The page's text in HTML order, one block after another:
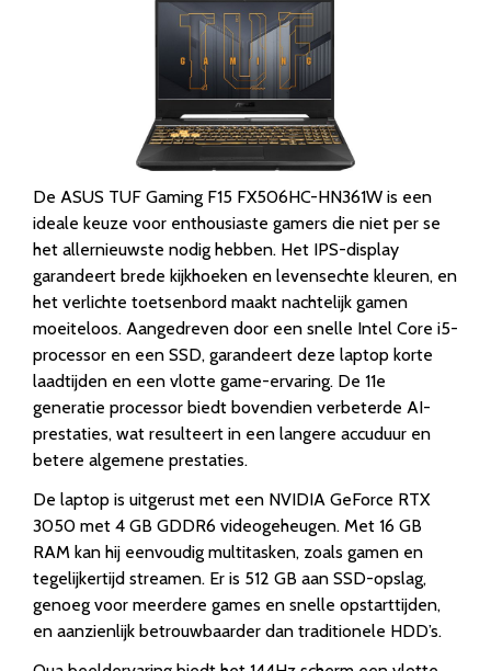
De ASUS TUF Gaming F15 FX506HC-HN361W is een
ideale keuze voor enthousiaste gamers die niet per se
het allernieuwste nodig hebben. Het IPS-display
garandeert brede kijkhoeken en levensechte kleuren, en
het verlichte toetsenbord maakt nachtelijk gamen
moeiteloos. Aangedreven door een snelle Intel Core i5-
processor en een SSD, garandeert deze laptop korte
laadtijden en een vlotte game-ervaring. De 11e
generatie processor biedt bovendien verbeterde AI-
prestaties, wat resulteert in een langere accuduur en
betere algemene prestaties.
De laptop is uitgerust met een NVIDIA GeForce RTX
3050 met 4 GB GDDR6 videogeheugen. Met 16 GB
RAM kan hij eenvoudig multitasken, zoals gamen en
tegelijkertijd streamen. Er is 512 GB aan SSD-opslag,
genoeg voor meerdere games en snelle opstarttijden,
en aanzienlijk betrouwbaarder dan traditionele HDD’s.